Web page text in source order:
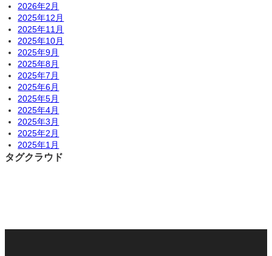
2026年2月
2025年12月
2025年11月
2025年10月
2025年9月
2025年8月
2025年7月
2025年6月
2025年5月
2025年4月
2025年3月
2025年2月
2025年1月
タグクラウド